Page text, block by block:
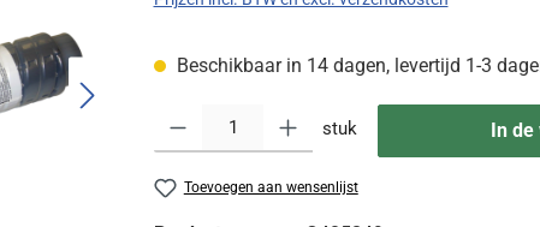
Beschikbaar in 14 dagen, levertijd 1-3
Producthoeveelheid: Voer de gewenste
stuk In de
Toevoegen aan wensenlijst